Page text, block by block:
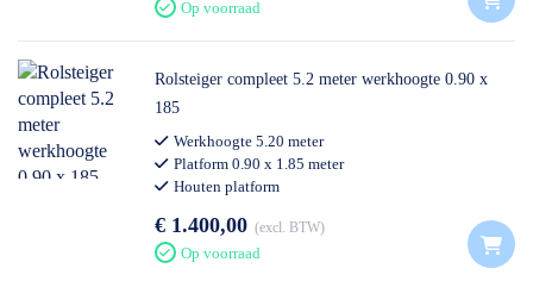
Op voorraad
Rolsteiger compleet 5.2 meter werkhoogte 0.90 x
185
Werkhoogte 5.20 meter
Platform 0.90 x 1.85 meter
Houten platform
€ 1.400,00 excl. BTW
Op voorraad